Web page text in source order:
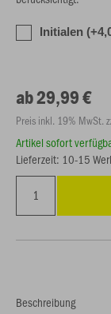
Initialen
ab 29,99 €
Preis inkl. 19% MwSt.
Artikel sofort
Lieferzeit: 10-15
Beschreibung